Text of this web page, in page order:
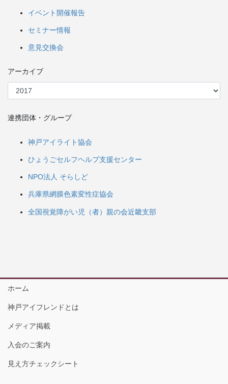
イベント開催報告
セミナー情報
意見交換会
アーカイブ
連携団体・グループ
神戸アイライト協会
ひょうごセルフヘルプ支援センター
NPO法人 そらしど
兵庫県網膜色素変性症協会
全国視覚障がい児（者）親の会近畿支部
ホーム
神戸アイフレンドとは
メディア掲載
入会のご案内
見え方チェックシート